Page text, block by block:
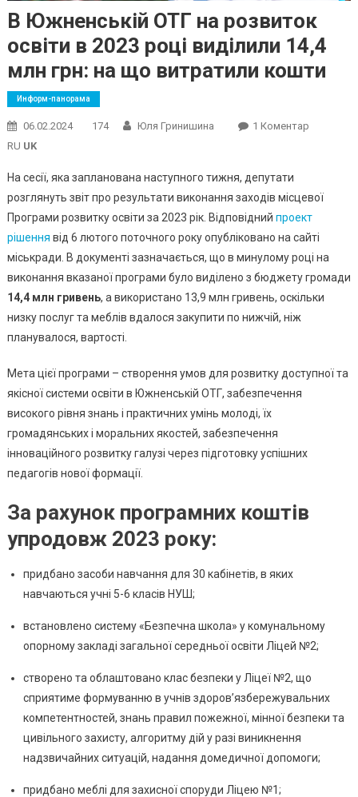
В Южненській ОТГ на розвиток
освіти в 2023 році виділили 14,4
млн грн: на що витратили кошти
Информ-панорама
06.02.2024 174 Юля Гринишина 1 КоментарДо
На
Розвиток
Освіти
В
На
RU UK
На сесії, яка запланована наступного тижня, депутати
розглянуть звіт про результати виконання заходів місцевої
Програми розвитку освіти за 2023 рік. Відповідний проект
рішення від 6 лютого поточного року опубліковано на сайті
міськради. В документі зазначається, що в минулому році на
виконання вказаної програми було виділено з бюджету громади
14,4 млн гривень, а використано 13,9 млн гривень, оскільки
низку послуг та меблів вдалося закупити по нижчій, ніж
планувалося, вартості.
Мета цієї програми – створення умов для розвитку доступної та
якісної системи освіти в Южненській ОТГ, забезпечення
високого рівня знань і практичних умінь молоді, їх
громадянських і моральних якостей, забезпечення
інноваційного розвитку галузі через підготовку успішних
педагогів нової формації.
За рахунок програмних коштів
упродовж 2023 року:
придбано засоби навчання для 30 кабінетів, в яких
навчаються учні 5-6 класів НУШ;
встановлено систему «Безпечна школа» у комунальному
опорному закладі загальної середньої освіти Ліцей №2;
створено та облаштовано клас безпеки у Ліцеї №2, що
сприятиме формуванню в учнів здоров’язбережувальних
компетентностей, знань правил пожежної, мінної безпеки та
цивільного захисту, алгоритму дій у разі виникнення
надзвичайних ситуацій, надання домедичної допомоги;
придбано меблі для захисної споруди Ліцею №1;